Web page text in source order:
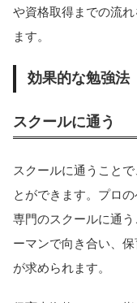
や資格取得までの流
ます。
効果的な勉強法
スクールに通う
スクールに通うこと
とができます。プロ
専門のスクールに通
ーマンで向き合い、
が求められます。